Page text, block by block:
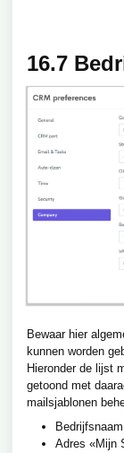
16.7
Bewaar hier
kunnen worden
Hieronder de lijst
getoond met
mailsjablonen
Adres «Mijn